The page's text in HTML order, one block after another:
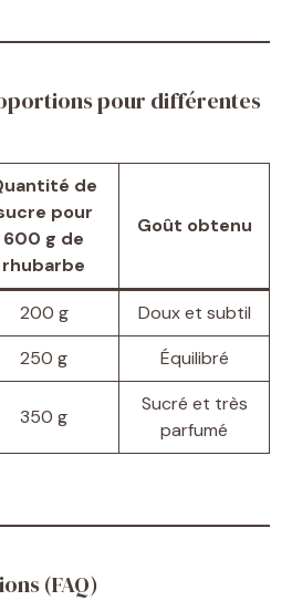
pour différentes
de
pour
600 g de
rhubarbe
Goût obtenu
200 g
Doux et subtil
250 g Équilibré
350 g
Sucré et très
parfumé
(FAQ)